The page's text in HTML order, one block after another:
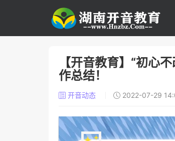
【开音教育】“初
作总结！
开音动态 2022-07-29